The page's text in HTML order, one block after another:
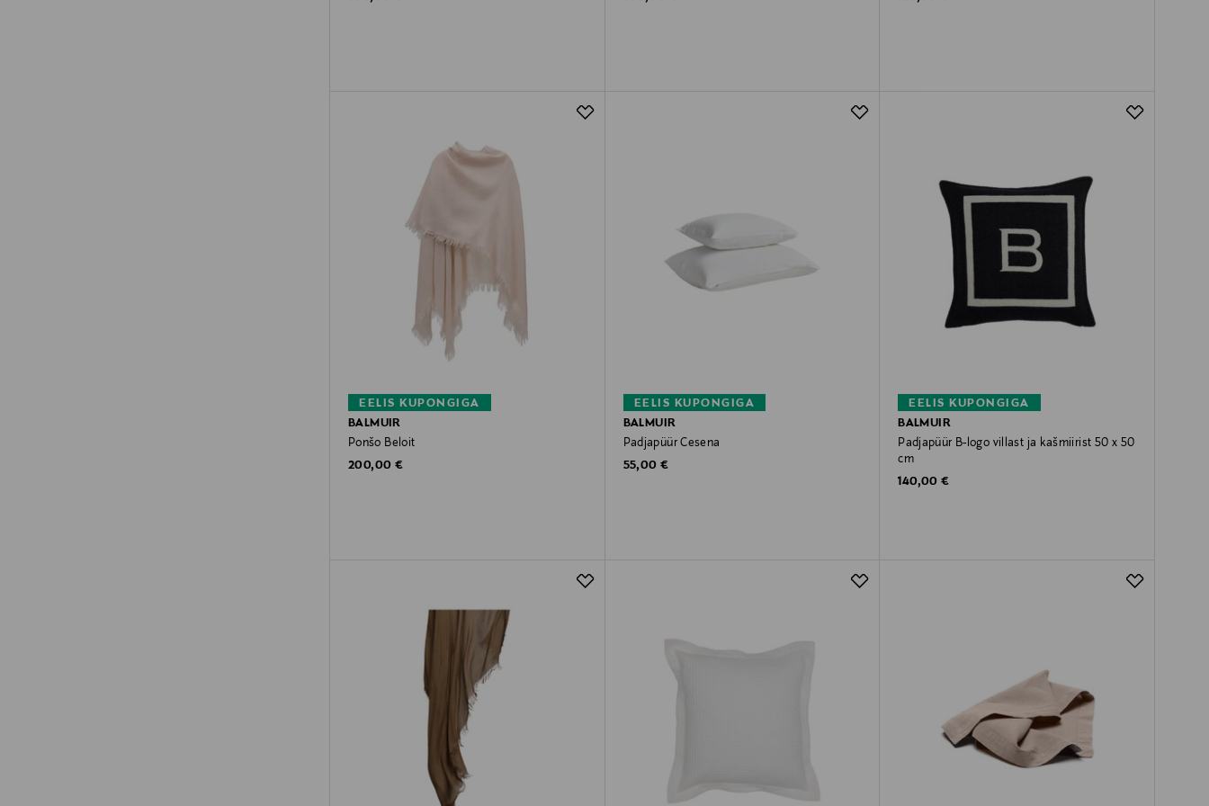
EELIS KUPONGIGA
BALMUIR
Ponšo Beloit
Original Price
200,00 €
EELIS KUPONGIGA
BALMUIR
Padjapüür Cesena
Original Price
55,00 €
EELIS KUPONGIGA
BALMUIR
Padjapüür B-logo villast ja kašmiirist 50 x 50
cm
Original Price
140,00 €